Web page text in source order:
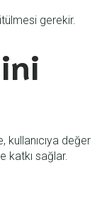
gerekir.
değer
katkı sağlar.